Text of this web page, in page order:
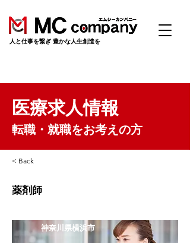
​人と仕事を繋ぎ 豊かな人生創造を
医療求人情報
転職・就職をお考えの方
< Back
薬剤師
神奈川県横浜市